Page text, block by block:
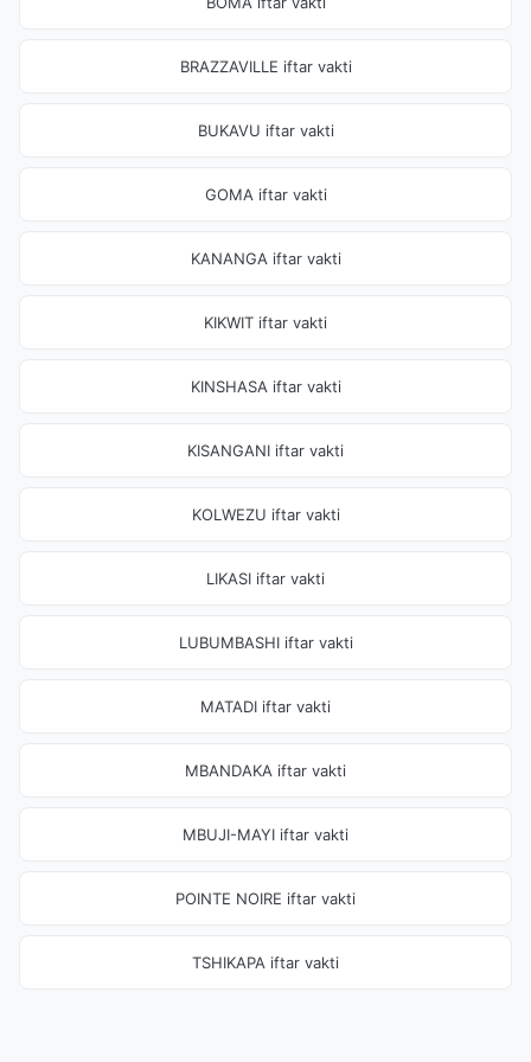
BRAZZAVILLE iftar vakti
BUKAVU iftar vakti
GOMA iftar vakti
KANANGA iftar vakti
KIKWIT iftar vakti
KINSHASA iftar vakti
KISANGANI iftar vakti
KOLWEZU iftar vakti
LIKASI iftar vakti
LUBUMBASHI iftar vakti
MATADI iftar vakti
MBANDAKA iftar vakti
MBUJI-MAYI iftar vakti
POINTE NOIRE iftar vakti
TSHIKAPA iftar vakti